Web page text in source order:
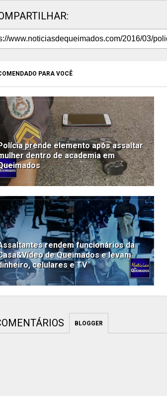
PARA VOCÊ
prende elemento após assaltar
dentro de academia em
rendem funcionários da
de Queimados e levam
celulares e TV
BLOGGER